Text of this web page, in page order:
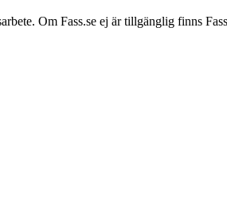
Om Fass.se ej är tillgänglig finns